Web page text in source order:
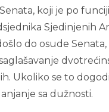
koji je po
Sjedinjenih
do osude Senata,
Ukoliko se to
sa dužnosti.